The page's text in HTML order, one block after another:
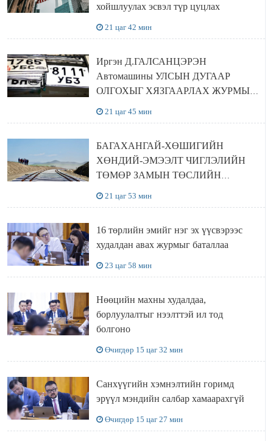
хойшлуулах эсвэл түр цуцлах
21 цаг 42 мин
Иргэн Д.ГАЛСАНЦЭРЭН
Автомашины УЛСЫН ДУГААР
ОЛГОХЫГ ХЯЗГААРЛАХ ЖУРМЫГ
21 цаг 45 мин
БАГАХАНГАЙ-ХӨШИГИЙН
ХӨНДИЙ-ЭМЭЭЛТ ЧИГЛЭЛИЙН
ТӨМӨР ЗАМЫН ТӨСЛИЙН
21 цаг 53 мин
16 төрлийн эмийг нэг эх үүсвэрээс
худалдан авах журмыг баталлаа
23 цаг 58 мин
Нөөцийн махны худалдаа,
борлуулалтыг нээлттэй ил тод
болгоно
Өчигдөр 15 цаг 32 мин
Санхүүгийн хэмнэлтийн горимд
эрүүл мэндийн салбар хамаарахгүй
Өчигдөр 15 цаг 27 мин